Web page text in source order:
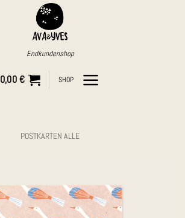
Endkundenshop
0,00€ SHOP
POSTKARTEN ALLE